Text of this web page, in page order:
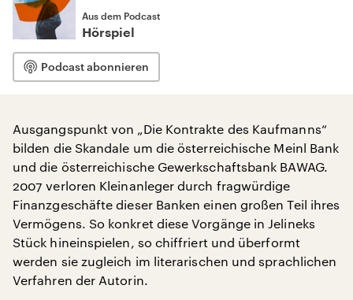
Aus dem Podcast
Hörspiel
Podcast abonnieren
Ausgangspunkt von „Die Kontrakte des Kaufmanns“
bilden die Skandale um die österreichische Meinl Bank
und die österreichische Gewerkschaftsbank BAWAG.
2007 verloren Kleinanleger durch fragwürdige
Finanzgeschäfte dieser Banken einen großen Teil ihres
Vermögens. So konkret diese Vorgänge in Jelineks
Stück hineinspielen, so chiffriert und überformt
werden sie zugleich im literarischen und sprachlichen
Verfahren der Autorin.